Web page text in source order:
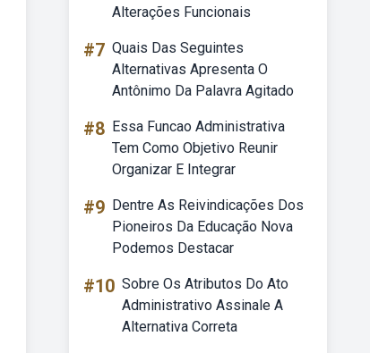
Alterações Funcionais
#7 Quais Das Seguintes
Alternativas Apresenta O
Antônimo Da Palavra Agitado
#8 Essa Funcao Administrativa
Tem Como Objetivo Reunir
Organizar E Integrar
#9 Dentre As Reivindicações Dos
Pioneiros Da Educação Nova
Podemos Destacar
#10 Sobre Os Atributos Do Ato
Administrativo Assinale A
Alternativa Correta